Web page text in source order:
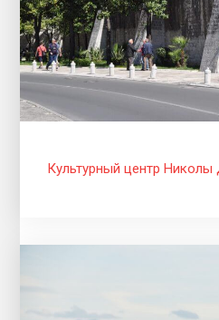
Культурный центр